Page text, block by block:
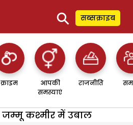
⚲ सब्सक्राइब
क्राइम
आपकी
समस्याएं
राजनीति
जम्मू कश्मीर में उबाल